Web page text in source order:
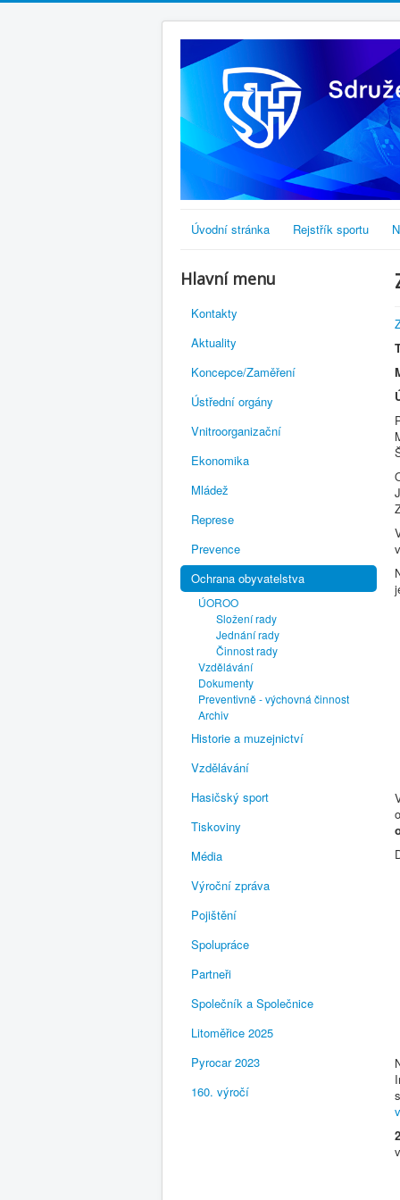
Úvodní stránka Rejstřík sportu
Hlavní menu
Kontakty
Aktuality
Koncepce/Zaměření
Ústřední orgány
Vnitroorganizační
Ekonomika
Mládež
Represe
Prevence
Ochrana obyvatelstva
ÚOROO
Složení rady
Jednání rady
Činnost rady
Vzdělávání
Dokumenty
Preventivně - výchovná činnost
Archiv
Historie a muzejnictví
Vzdělávání
Hasičský sport
Tiskoviny
Média
Výroční zpráva
Pojištění
Spolupráce
Partneři
Společník a Společnice
Litoměřice 2025
Pyrocar 2023
160. výročí